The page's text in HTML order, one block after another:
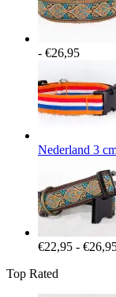
- €26,95
tot
€26,95
Nederland 3
€22,95 - €
Top Rated